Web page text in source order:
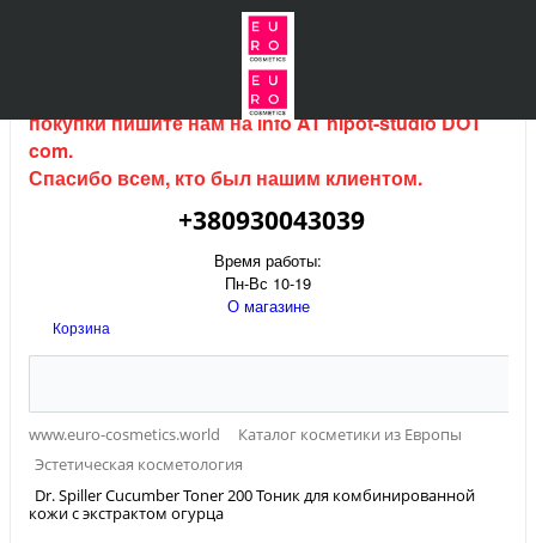
Интернет магазин (данный сайт) продается, для
покупки пишите нам наinfo AT hipot-studio DOT
com.
Спасибо всем, кто был нашим клиентом.
+380930043039
Время работы:
Пн-Вс 10-19
О магазине
Корзина
www.euro-cosmetics.world
Каталог косметики из Европы
Эстетическая косметология
Dr. Spiller Cucumber Toner 200 Тоник для комбинированной
кожи с экстрактом огурца